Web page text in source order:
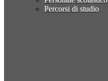
Percorsi di studio